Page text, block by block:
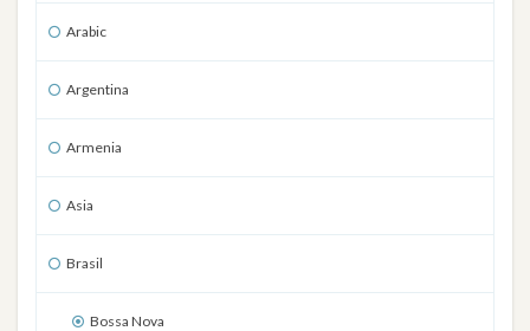
Arabic
Argentina
Armenia
Asia
Brasil
Bossa Nova